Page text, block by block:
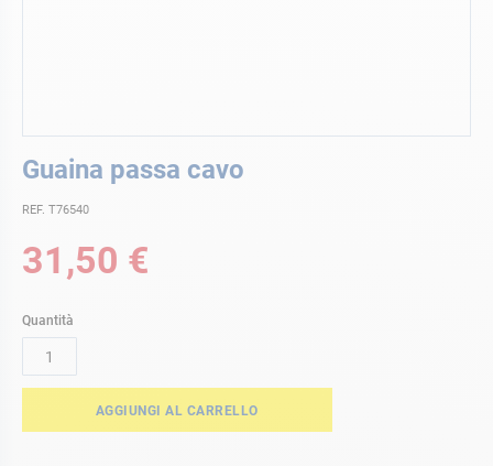
Guaina passa cavo
REF. T76540
31,50 €
Quantità
AGGIUNGI AL CARRELLO
all'inizio
galleria
immagini